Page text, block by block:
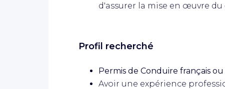
d'assurer la mise en œuvre
Profil recherché
Permis de Conduire français
Avoir une expérience